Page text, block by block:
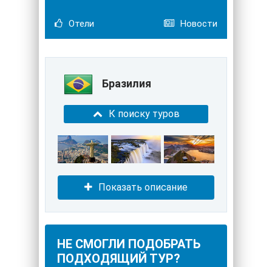
Отели Новости
Бразилия
К поиску туров
Показать описание
НЕ СМОГЛИ ПОДОБРАТЬ
ПОДХОДЯЩИЙ ТУР?